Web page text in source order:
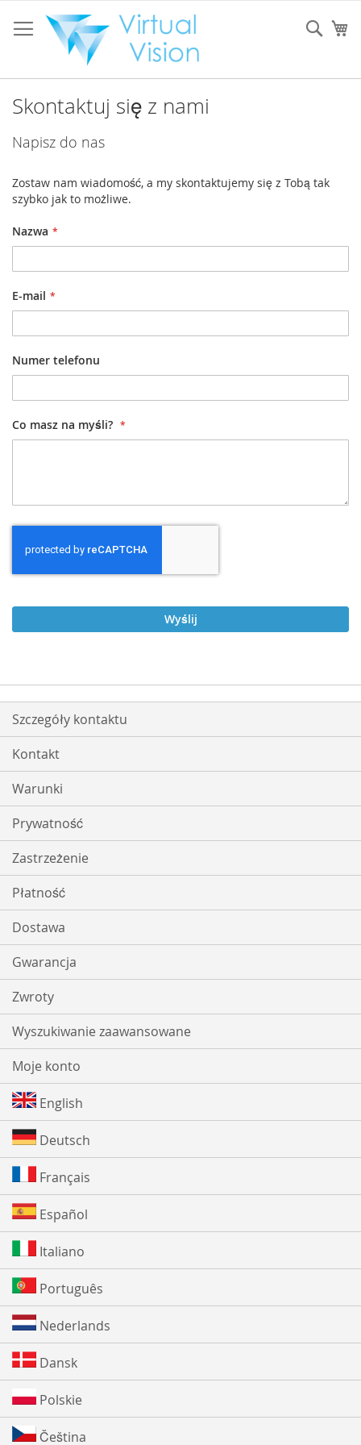
do
treści
Skontaktuj się z nami
Napisz do nas
Zostaw nam wiadomość, a my skontaktujemy się z Tobą tak
szybko jak to możliwe.
Nazwa
E-mail
Numer telefonu
Co masz na myśli?
Wyślij
Szczegóły kontaktu
Kontakt
Warunki
Prywatność
Zastrzeżenie
Płatność
Dostawa
Gwarancja
Zwroty
Wyszukiwanie zaawansowane
Moje konto
English
Deutsch
Français
Español
Italiano
Português
Nederlands
Dansk
Polskie
Čeština